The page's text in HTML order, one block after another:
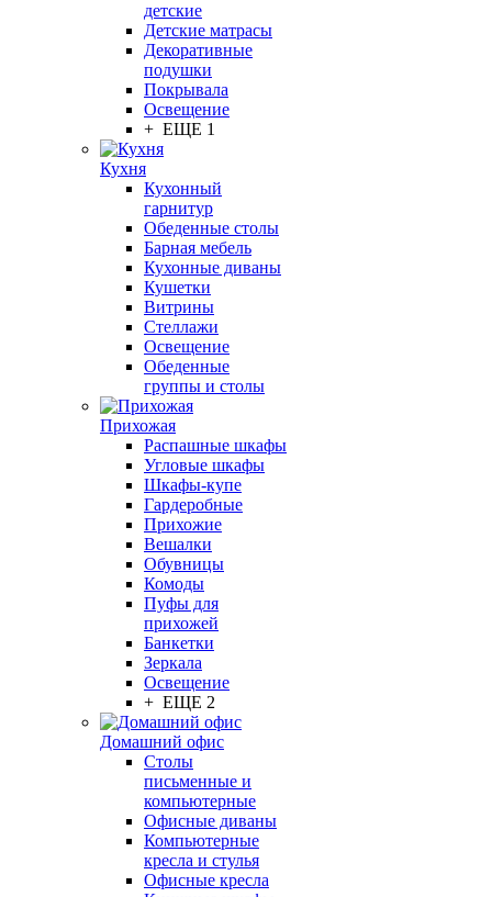
детские
Детские матрасы
Декоративные
подушки
Покрывала
Освещение
+ ЕЩЕ 1
Кухня
Кухонный
гарнитур
Обеденные столы
Барная мебель
Кухонные диваны
Кушетки
Витрины
Стеллажи
Освещение
Обеденные
группы и столы
Прихожая
Распашные шкафы
Угловые шкафы
Шкафы-купе
Гардеробные
Прихожие
Вешалки
Обувницы
Комоды
Пуфы для
прихожей
Банкетки
Зеркала
Освещение
+ ЕЩЕ 2
Домашний офис
Столы
письменные и
компьютерные
Офисные диваны
Компьютерные
кресла и стулья
Офисные кресла